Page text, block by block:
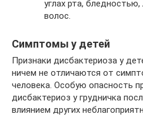
углах рта,
волос.
Симптомы у детей
Признаки дисбактериоза у
ничем не отличаются от
человека. Особую опасность
дисбактериоз у грудничка
влиянием других